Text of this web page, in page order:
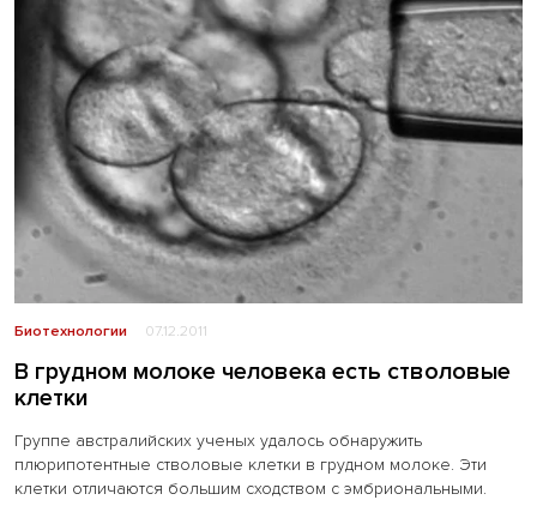
Биотехнологии 07.12.2011
В грудном молоке человека есть стволовые
клетки
Группе австралийских ученых удалось обнаружить
плюрипотентные стволовые клетки в грудном молоке. Эти
клетки отличаются большим сходством с эмбриональными.